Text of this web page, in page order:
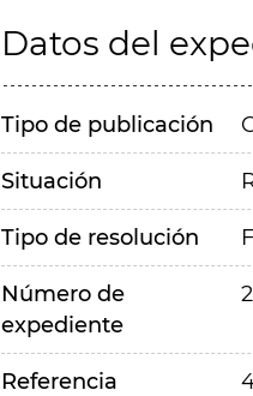
Datos del
Tipo de publicación
Situación
Tipo de resolución
Número de
expediente
Referencia